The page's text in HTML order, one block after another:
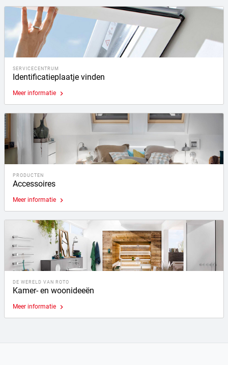
SERVICECENTRUM
Identificatieplaatje vinden
Meer informatie keyboard_arrow_right
PRODUCTEN
Accessoires
Meer informatie keyboard_arrow_right
DE WERELD VAN ROTO
Kamer- en woonideeën
Meer informatie keyboard_arrow_right